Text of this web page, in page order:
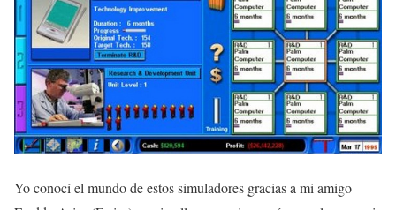
Yo conocí el mundo de estos simuladores gracias a mi amigo